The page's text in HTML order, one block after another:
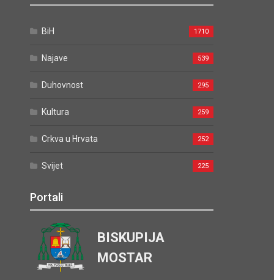
BiH 1710
Najave 539
Duhovnost 295
Kultura 259
Crkva u Hrvata 252
Svijet 225
Portali
BISKUPIJA
MOSTAR